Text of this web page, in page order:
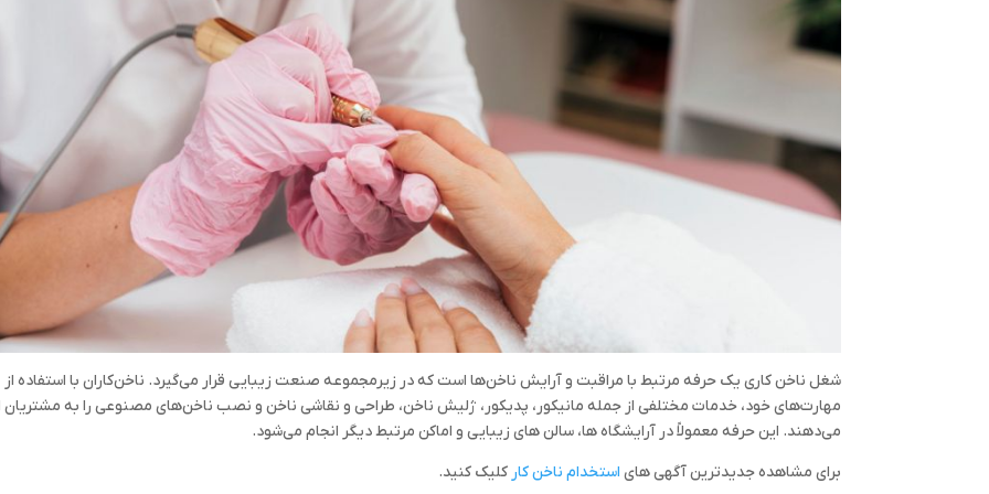
شغل ناخن کاری یک حرفه مرتبط با مراقبت و آرایش ناخن‌ها است که در زیرمجموعه صنعت زیبایی قرار می‌گیرد. ناخن‌کاران با استفاده از
مهارت‌های خود، خدمات مختلفی از جمله مانیکور، پدیکور، ژلیش ناخن، طراحی و نقاشی ناخن و نصب ناخن‌های مصنوعی را به مشتریان
می‌دهند. این حرفه معمولاً در آرایشگاه‌ ها، سالن‌ های زیبایی و اماکن مرتبط دیگر انجام می‌شود.
برای مشاهده جدیدترین آگهی های استخدام ناخن کار کلیک کنید.